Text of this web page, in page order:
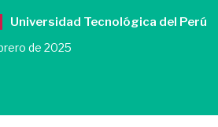
Universidad Tecnológica del Perú
de 2025